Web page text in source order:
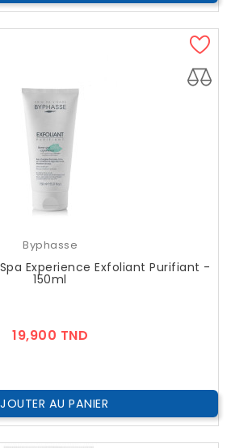
Byphasse
Experience Exfoliant Purifiant -
150ml
19,900 TND
AU PANIER